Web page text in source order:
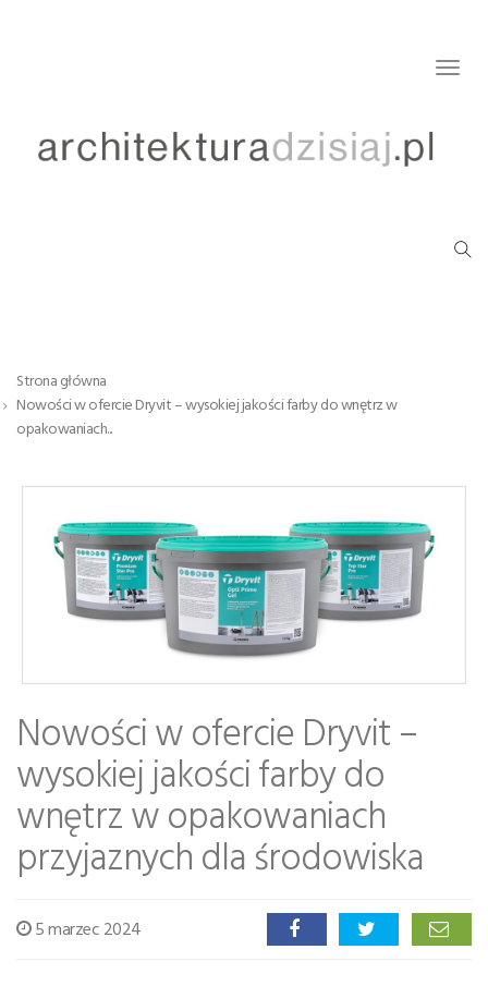
Strona główna
Nowości w ofercie Dryvit – wysokiej jakości farby do wnętrz w
opakowaniach...
Nowości w ofercie Dryvit –
wysokiej jakości farby do
wnętrz w opakowaniach
przyjaznych dla środowiska
5 marzec 2024